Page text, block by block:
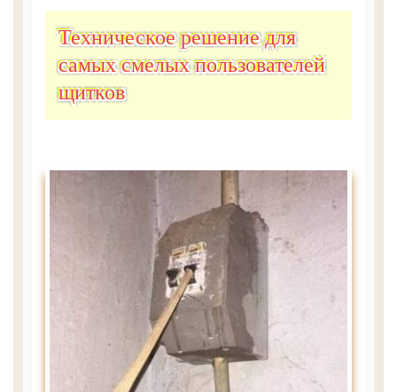
Техническое решение для
самых смелых пользователей
щитков